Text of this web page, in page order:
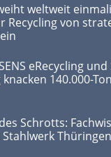
weltweit
Recycling von
eRecycling und
knacken 140.000-
Schrotts:
Stahlwerk Thüringen